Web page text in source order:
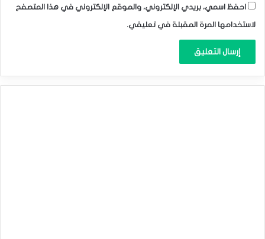
احفظ اسمي، بريدي الإلكتروني، والموقع الإلكتروني في هذا المتصفح
لاستخدامها المرة المقبلة في تعليقي.